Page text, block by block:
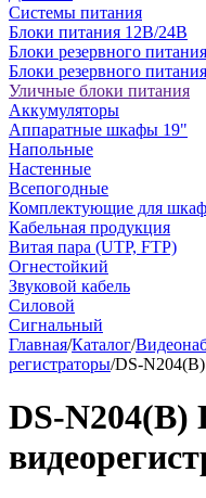
Системы питания
Блоки питания 12В/24В
Блоки резервного
Блоки резервного
Уличные блоки питания
Аккумуляторы
Аппаратные шкафы 19"
Напольные
Настенные
Всепогодные
Комплектующие для
Кабельная продукция
Витая пара (UTP, FTP)
Огнестойкий
Звуковой кабель
Силовой
Сигнальный
Главная/Каталог/
регистраторы/DS-
DS-N204(B)